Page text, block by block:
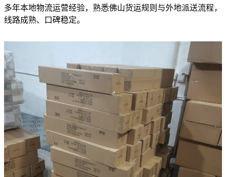
多年本地物流运营经验，熟悉佛山货运规则与外地派送流程，
线路成熟、口碑稳定。